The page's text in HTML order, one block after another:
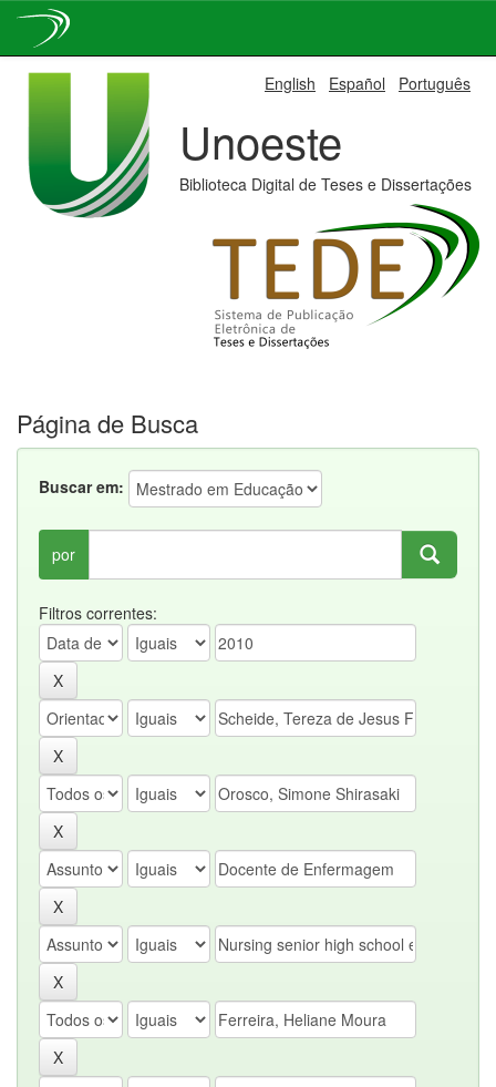
English Español Português
Unoeste
Biblioteca Digital de Teses e Dissertações
Página de Busca
Buscar em:
por
Filtros correntes: